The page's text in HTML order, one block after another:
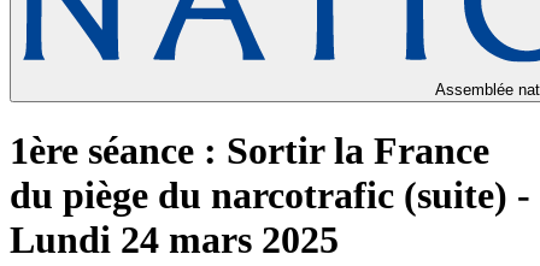
Assemblée
1ère séance : Sortir la France
du piège du narcotrafic (suite) -
Lundi 24 mars 2025